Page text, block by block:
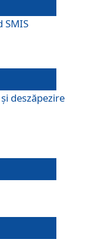
SMIS
deszăpezire